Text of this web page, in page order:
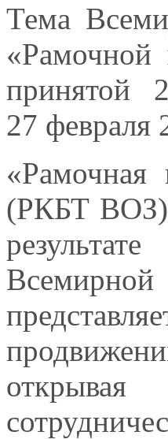
Тема
«Рамочной
принятой
27 февраля
(РКБТ ВОЗ)